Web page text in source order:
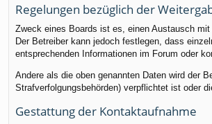
Regelungen bezüglich der
Zweck eines Boards ist es, einen Austausch
Der Betreiber kann jedoch festlegen, dass
entsprechenden Informationen im Forum oder
Andere als die oben genannten Daten wird der
Strafverfolgungsbehörden) verpflichtet ist oder
Gestattung der Kontaktaufnahme